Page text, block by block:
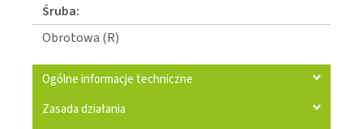
Śruba:
Obrotowa (R)
Ogólne informacje techniczne
Zasada działania